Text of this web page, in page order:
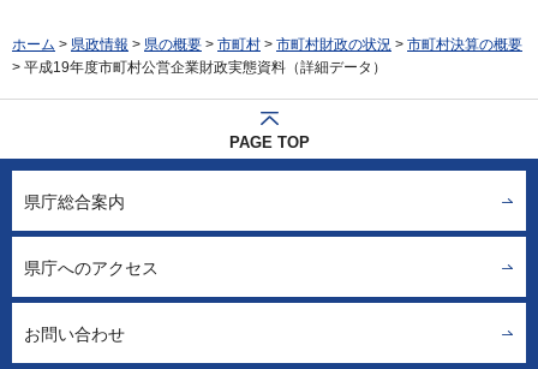
ホーム > 県政情報 > 県の概要 > 市町村 > 市町村財政の状況 > 市町村決算の概要
> 平成19年度市町村公営企業財政実態資料（詳細データ）
PAGE TOP
県庁総合案内
県庁へのアクセス
お問い合わせ